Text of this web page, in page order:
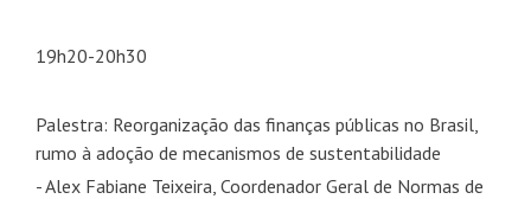
19h20-20h30
Palestra: Reorganização das finanças públicas no Brasil,
rumo à adoção de mecanismos de sustentabilidade
- Alex Fabiane Teixeira, Coordenador Geral de Normas de